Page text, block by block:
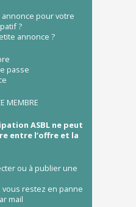
pour votre
?
annonce ?
passe
MEMBRE
ASBL ne peut
entre l’offre et la
ou à publier une
vous restez en panne
mail